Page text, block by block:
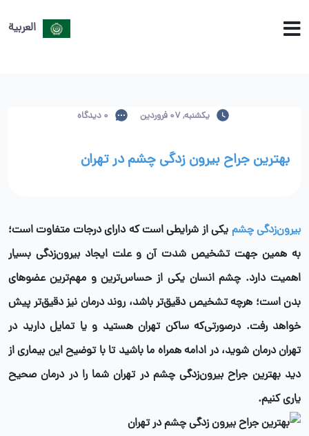
العربية
یکشنبه, 07 فروردین 0 دیدگاه
بهترین جراح بیرون زدگی چشم در تهران
بیرون‌زدگی چشم یکی از شرایطی است که دارای درجات متفاوت است؛
به همین جهت تشخیص شدت آن و علت ایجاد بیرون‌زدگی بسیار
اهمیت دارد. چشم انسان یکی از حساس‌ترین و مهم‌ترین عضوهای
بدن است؛ هرچه تشخیص دقیق‌تر باشد، روند درمان نیز دقیق‌تر پیش
خواهد رفت. درصورتی‌که ساکن تهران هستید و یا تمایل دارید در
تهران درمان شوید، در ادامه همراه ما باشید تا با توضیح این بیماری از
دیدبهترین جراح بیرون‌زدگی چشم در تهرانشما را در درمان صحیح
یاری کنیم.